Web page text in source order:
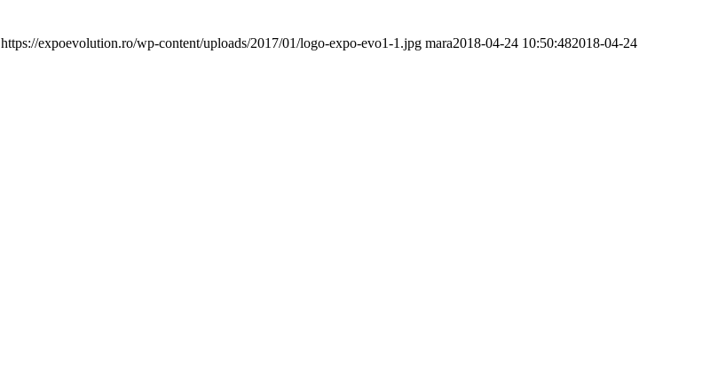
https://expoevolution.ro/wp-content/uploads/2017/01/logo-expo-evo1-1.jpg mara2018-04-24 10:50:482018-04-24